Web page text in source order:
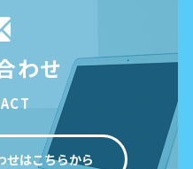
わせ
せはこちらから